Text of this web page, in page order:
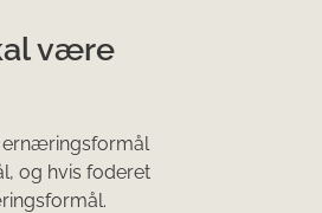
være
ernæringsformål
og hvis foderet